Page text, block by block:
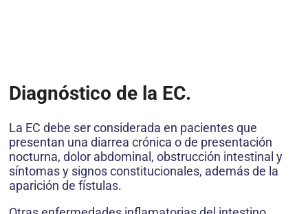
Diagnóstico de la EC.
La EC debe ser considerada en pacientes que
presentan una diarrea crónica o de presentación
nocturna, dolor abdominal, obstrucción intestinal y
síntomas y signos constitucionales, además de la
aparición de fístulas.